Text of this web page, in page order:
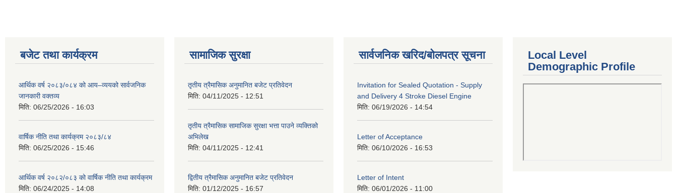
बजेट तथा कार्यक्रम
आर्थिक वर्ष २०८३/०८४ को आय–व्ययको सार्वजनिक
जानकारी वक्तव्य
मिति: 06/25/2026 - 16:03
वार्षिक नीति तथा कार्यक्रम २०८३/८४
मिति: 06/25/2026 - 15:46
आर्थिक वर्ष २०८२/०८३ को वार्षिक नीति तथा कार्यक्रम
मिति: 06/24/2025 - 14:08
सामाजिक सुरक्षा
तृतीय त्रैमासिक अनुमानित बजेट प्रतिवेदन
मिति: 04/11/2025 - 12:51
तृतीय त्रैमासिक सामाजिक सुरक्षा भत्ता पाउने व्यक्तिको
अभिलेख
मिति: 04/11/2025 - 12:41
द्वितीय त्रैमासिक अनुमानित बजेट प्रतिवेदन
मिति: 01/12/2025 - 16:57
सार्वजनिक खरिद/बोलपत्र सूचना
Invitation for Sealed Quotation - Supply
and Delivery 4 Stroke Diesel Engine
मिति: 06/19/2026 - 14:54
Letter of Acceptance
मिति: 06/10/2026 - 16:53
Letter of Intent
मिति: 06/01/2026 - 11:00
Local Level
Demographic Profile